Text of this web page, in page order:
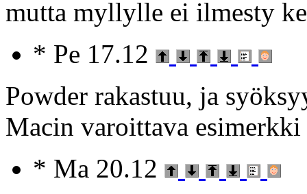
mutta myllylle ei ilmesty
* Pe 17.12
Powder rakastuu, ja
Macin varoittava esimerkki
* Ma 20.12